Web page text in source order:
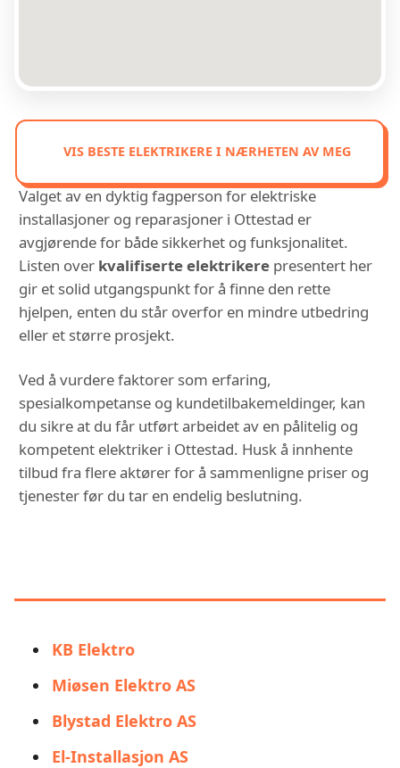
VIS BESTE ELEKTRIKERE I NÆRHETEN AV MEG
Valget av en dyktig fagperson for elektriske
installasjoner og reparasjoner i Ottestad er
avgjørende for både sikkerhet og funksjonalitet.
Listen over kvalifiserte elektrikere presentert her
gir et solid utgangspunkt for å finne den rette
hjelpen, enten du står overfor en mindre utbedring
eller et større prosjekt.
Ved å vurdere faktorer som erfaring,
spesialkompetanse og kundetilbakemeldinger, kan
du sikre at du får utført arbeidet av en pålitelig og
kompetent elektriker i Ottestad. Husk å innhente
tilbud fra flere aktører for å sammenligne priser og
tjenester før du tar en endelig beslutning.
KB Elektro
Miøsen Elektro AS
Blystad Elektro AS
El-Installasjon AS